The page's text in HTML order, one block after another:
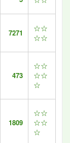
7271
☆☆
☆☆
473
☆☆
☆☆
☆
1809
☆☆
☆☆
☆